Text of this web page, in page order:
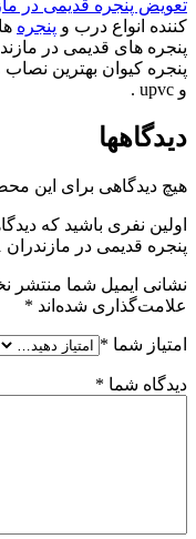
تعویض پنجره قدیمی در
کننده انواع درب و پنجره
پنجره های قدیمی در
پنجره کیوان بهترین
و upvc .
دیدگاهها
هیچ دیدگاهی برای این
اولین نفری باشید که
پنجره قدیمی در مازندران 09111252481”
نشانی ایمیل شما منتشر
علامت‌گذاری شده‌اند *
امتیاز شما *
دیدگاه شما *